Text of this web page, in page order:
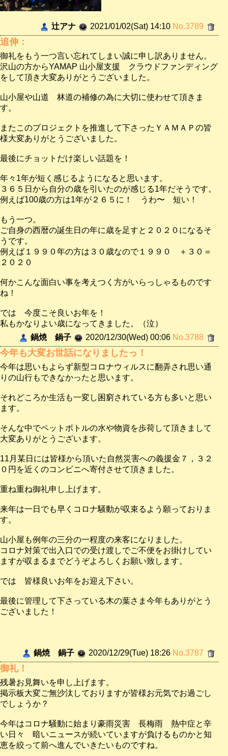
辻アナ 2021/01/02(Sat) 14:10 No.3789
追伸：
御礼をもう一つ言い忘れてしまい誠に申し訳ありません。
沢山の方からYAMAP 山小屋支援 クラウドファンディング
をして頂き大変ありがとうございました。
山小屋や山道 林道の補修の為に大切に使わせて頂きま
す。
またこのプロジェクトを推進して下さったＹＡＭＡＰの皆
様大変ありがとうございました。
最後にチョットだけ楽しい話題を！
年々1年が短く感じるようになると思います。
３６５日から自分の歳を引いたのが感じる1年だそうです。
例えば100歳の方は1年が２６５に！ うわ〜 短い！
もう一つ。
ご自身の西暦の誕生日の年に歳を足すと２０２０になるそ
うです。
例えば１９９０年の方は３０歳なので１９９０ ＋３０＝
２０２０
何かこんな面白い事を考えつく方がいらっしゃるものです
ね！
では 今度こそ良いお年を！
私もかなりよい歳になってきました。（泣）
鍋焼 鍋子
2020/12/30(Wed) 00:06 No.3788
今年も大変お世話になりましたっ！
今年は思いもよらず新型コロナウィルスに翻弄され思い通
りの山行もできなかったと思います。
それどころか生活も一変し困窮されている方も多いと思い
ます。
そんな中でペットボトルの水や物資を歩荷して頂きまして
大変ありがとうございます。
11月某日には皆様から頂いた自然災害への義援金７，３２
０円を近くのコンビニへ寄付させて頂きました。
重ね重ね御礼申し上げます。
来年は一日でも早くコロナ騒動が収束るよう願っておりま
す。
山小屋も例年の三分の一程度の来客になりました。
コロナ対策で出入口での受け渡しでご不便をお掛けしてい
ますが収まるまでどうぞよろしくお願い致します。
では 皆様良いお年をお迎え下さい。
最後に管理して下さっている木の葉さま今年もありがとう
ございました！
鍋焼 鍋子 2020/12/29(Tue) 18:26 No.3787
御礼！
残暑お見舞いを申し上げます。
掲示板大変ご無沙汰しておりますが皆様お元気でお過ごし
でしょうか？
今年はコロナ騒動に始まり豪雨災害 長梅雨 熱中症と辛
い日々 暗いニュースが続いていますが負けるものかと知
恵を絞って前へ進んでいきたいものですね。